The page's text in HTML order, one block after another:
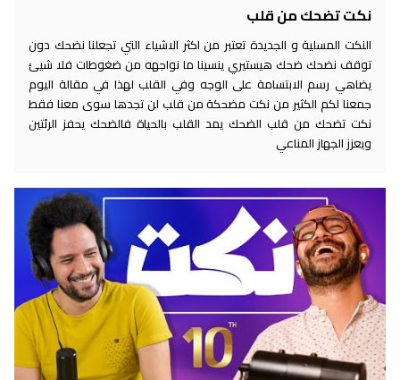
نكت تضحك من قلب
النكت المسلية و الجديدة تعتبر من اكثر الاشياء التي تجعلنا نضحك دون
توقف نضحك ضحك هيستيري ينسينا ما نواجهه من ضغوطات فلا شيئ
يضاهي رسم الابتسامة على الوجه وفي القلب لهذا في مقالة اليوم
جمعنا لكم الكثير من نكت مضحكة من قلب لن تجدها سوى معنا فقط
نكت تضحك من قلب الضحك يمد القلب بالحياة فالضحك يحفز الرئتين
ويعزز الجهاز المناعي